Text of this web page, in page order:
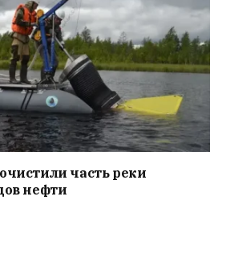
часть реки
нефти